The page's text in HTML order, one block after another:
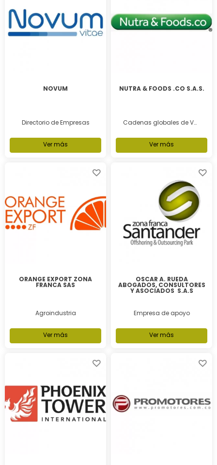
NOVUM
Directorio de Empresas
Ver más
NUTRA & FOODS .CO S.A.S.
Cadenas globales de Valor
Ver más
ORANGE EXPORT ZONA
FRANCA SAS
Agroindustria
Ver más
OSCAR A. RUEDA
ABOGADOS, CONSULTORES
Y ASOCIADOS S.A.S
Empresa de apoyo
Ver más